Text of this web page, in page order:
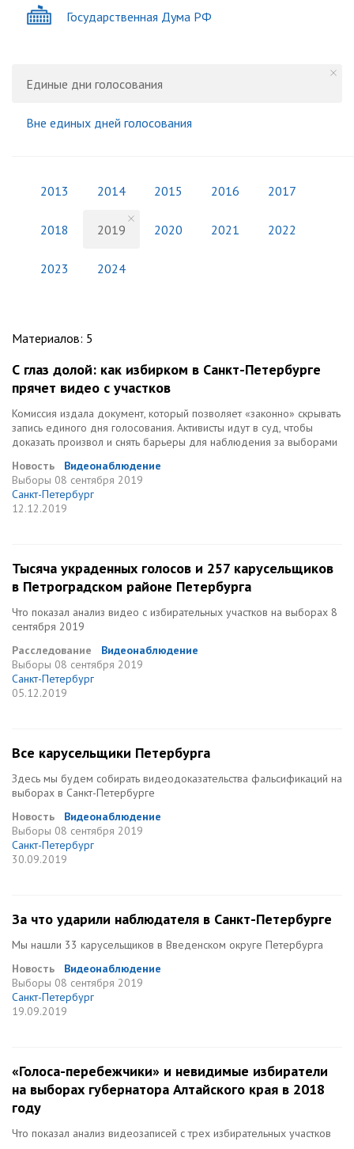
Государственная Дума РФ
Единые дни голосования
Вне единых дней голосования
2013 2014 2015 2016 2017
2018 2019 2020 2021 2022
2023 2024
Материалов: 5
С глаз долой: как избирком в Санкт-Петербурге
прячет видео с участков
Комиссия издала документ, который позволяет «законно» скрывать
запись единого дня голосования. Активисты идут в суд, чтобы
доказать произвол и снять барьеры для наблюдения за выборами
Новость
Видеонаблюдение
Выборы 08 сентября 2019
Санкт-Петербург
12.12.2019
Тысяча украденных голосов и 257 карусельщиков
в Петроградском районе Петербурга
Что показал анализ видео с избирательных участков на выборах 8
сентября 2019
Расследование
Видеонаблюдение
Выборы 08 сентября 2019
Санкт-Петербург
05.12.2019
Все карусельщики Петербурга
Здесь мы будем собирать видеодоказательства фальсификаций на
выборах в Санкт-Петербурге
Новость
Видеонаблюдение
Выборы 08 сентября 2019
Санкт-Петербург
30.09.2019
За что ударили наблюдателя в Санкт-Петербурге
Мы нашли 33 карусельщиков в Введенском округе Петербурга
Новость
Видеонаблюдение
Выборы 08 сентября 2019
Санкт-Петербург
19.09.2019
«Голоса-перебежчики» и невидимые избиратели
на выборах губернатора Алтайского края в 2018
году
Что показал анализ видеозаписей с трех избирательных участков